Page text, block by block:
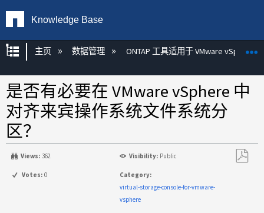
Knowledge Base
扩展/隐缩全局层次
主页 数据管理 ONTAP 工具适用于 VMware vSphere
是否有必要在 VMware vSphere 中
对齐来宾操作系统文件系统分
区？
Views: 362 Visibility: Public
Votes: 0
Category:
virtual-storage-console-for-vmware-
vsphere